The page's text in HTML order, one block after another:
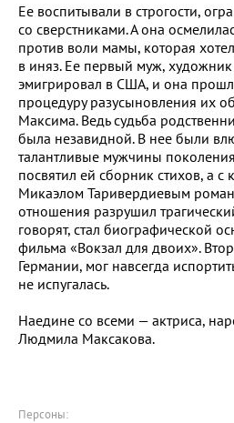
Ее воспитывали в строгости,
со сверстниками. А она
против воли мамы, которая
в иняз. Ее первый муж,
эмигрировал в США, и она
процедуру разусыновления их
Максима. Ведь судьба
была незавидной. В нее были
талантливые мужчины
посвятил ей сборник стихов, а с
Микаэлом Таривердиевым
отношения разрушил
говорят, стал биографической
фильма «Вокзал для двоих».
Германии, мог навсегда
не испугалась.
Наедине со всеми — актриса,
Людмила Максакова.
Персоны: